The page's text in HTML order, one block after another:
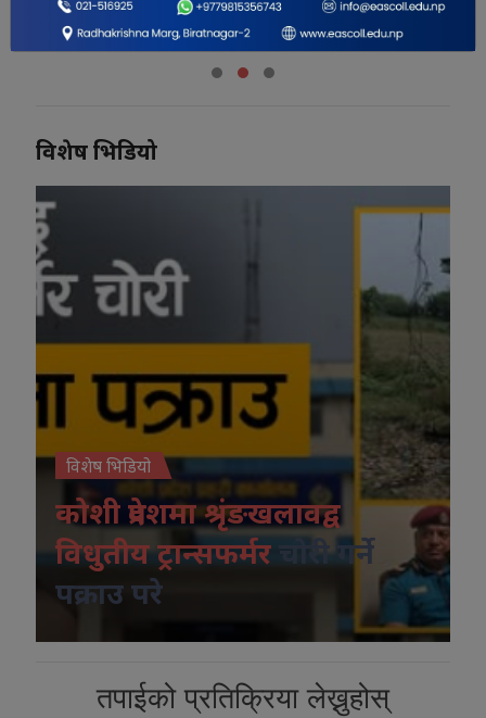
श्रेष्ठ
विशेष भिडियो
विशेष भिडियो
कोशी प्रदेशमा श्रृंङखलावद्व
विधुतीय ट्रान्सफर्मर
चोरी गर्ने
पक्राउ परे
तपाईको प्रतिक्रिया लेख्नुहोस्